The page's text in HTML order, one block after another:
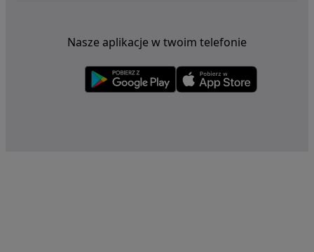
Nasze aplikacje w twoim telefonie